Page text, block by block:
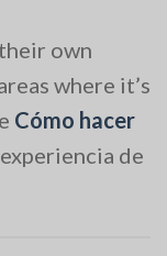
own
where it’s
Cómo hacer
de